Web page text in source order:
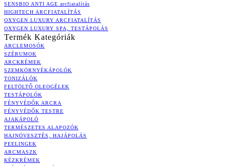
SENSBIO ANTI AGE arcfiatalítás
HIGHTECH ARCFIATALÍTÁS
OXYGEN LUXURY ARCFIATALÍTÁS
OXYGEN LUXURY SPA, TESTÁPOLÁS
Termék Kategóriák
ARCLEMOSÓK
SZÉRUMOK
ARCKRÉMEK
SZEMKÖRNYÉKÁPOLÓK
TONIZÁLÓK
FELTÖLTŐ OLEOGÉLEK
TESTÁPOLÓK
FÉNYVÉDŐK ARCRA
FÉNYVÉDŐK TESTRE
AJAKÁPOLÓ
TERMÉSZETES ALAPOZÓK
HAJNÖVESZTÉS, HAJÁPOLÁS
PEELINGEK
ARCMASZK
KÉZKRÉMEK